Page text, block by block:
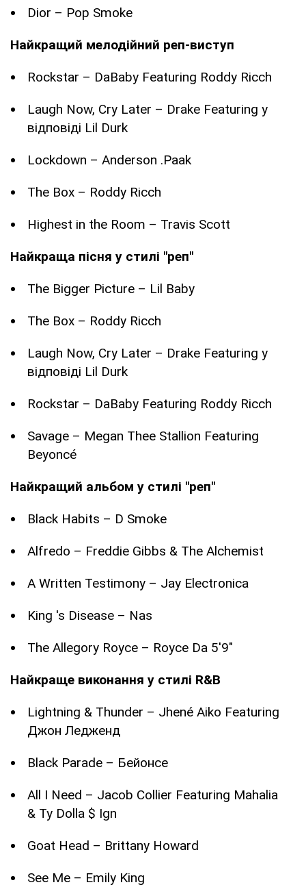
Dior – Pop Smoke
Найкращий мелодійний реп-виступ
Rockstar – DaBaby Featuring Roddy Ricch
Laugh Now, Cry Later – Drake Featuring у
відповіді Lil Durk
Lockdown – Anderson .Paak
The Box – Roddy Ricch
Highest in the Room – Travis Scott
Найкраща пісня у стилі "реп"
The Bigger Picture – Lil Baby
The Box – Roddy Ricch
Laugh Now, Cry Later – Drake Featuring у
відповіді Lil Durk
Rockstar – DaBaby Featuring Roddy Ricch
Savage – Megan Thee Stallion Featuring
Beyoncé
Найкращий альбом у стилі "реп"
Black Habits – D Smoke
Alfredo – Freddie Gibbs & The Alchemist
A Written Testimony – Jay Electronica
King 's Disease – Nas
The Allegory Royce – Royce Da 5'9"
Найкраще виконання у стилі R&B
Lightning & Thunder – Jhené Aiko Featuring
Джон Ледженд
Black Parade – Бейонсе
All I Need – Jacob Collier Featuring Mahalia
& Ty Dolla $ Ign
Goat Head – Brittany Howard
See Me – Emily King